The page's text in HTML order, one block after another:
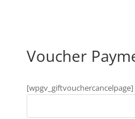
Voucher
[wpgv_giftvouchercancelpage]